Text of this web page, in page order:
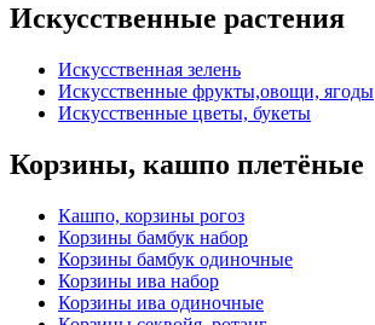
Искусственные растения
Искусственная зелень
Искусственные фрукты,овощи, ягоды
Искусственные цветы, букеты
Корзины, кашпо плетёные
Кашпо, корзины рогоз
Корзины бамбук набор
Корзины бамбук одиночные
Корзины ива набор
Корзины ива одиночные